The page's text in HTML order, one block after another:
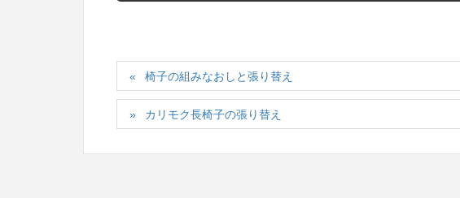
椅子の組みなおしと張り替え
カリモク長椅子の張り替え